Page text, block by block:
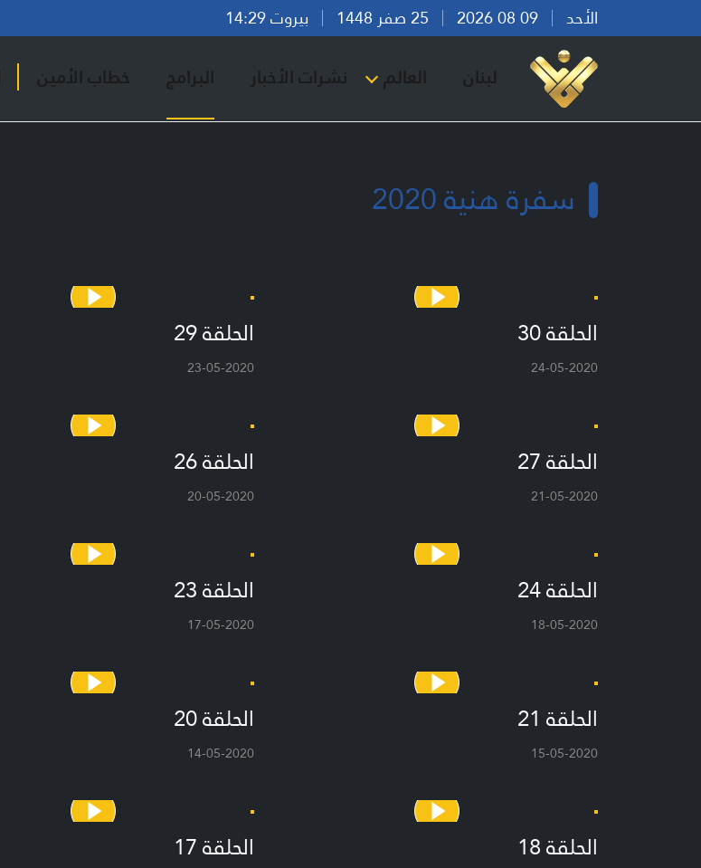
الأحد بيروت 14:29
لبنان العالم نشرات الأخبار البرامج خطاب الأمين
سفرة هنية 2020
الحلقة 30
24-05-2020
الحلقة 29
23-05-2020
الحلقة 27
21-05-2020
الحلقة 26
20-05-2020
الحلقة 24
18-05-2020
الحلقة 23
17-05-2020
الحلقة 21
15-05-2020
الحلقة 20
14-05-2020
الحلقة 18 الحلقة 17